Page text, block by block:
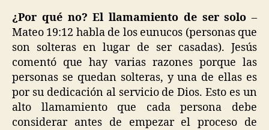
¿Por qué no? El llamamiento de ser solo –
Mateo 19:12 habla de los eunucos (personas que
son solteras en lugar de ser casadas). Jesús
comentó que hay varias razones porque las
personas se quedan solteras, y una de ellas es
por su dedicación al servicio de Dios. Esto es un
alto llamamiento que cada persona debe
considerar antes de empezar el proceso de